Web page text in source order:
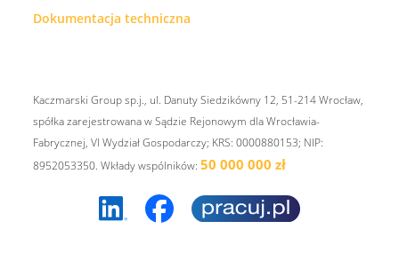
Dokumentacja techniczna
Kaczmarski Group sp.j., ul. Danuty Siedzikówny 12, 51-214 Wrocław,
spółka zarejestrowana w Sądzie Rejonowym dla Wrocławia-
Fabrycznej, VI Wydział Gospodarczy; KRS: 0000880153; NIP:
8952053350. Wkłady wspólników:50 000 000 zł